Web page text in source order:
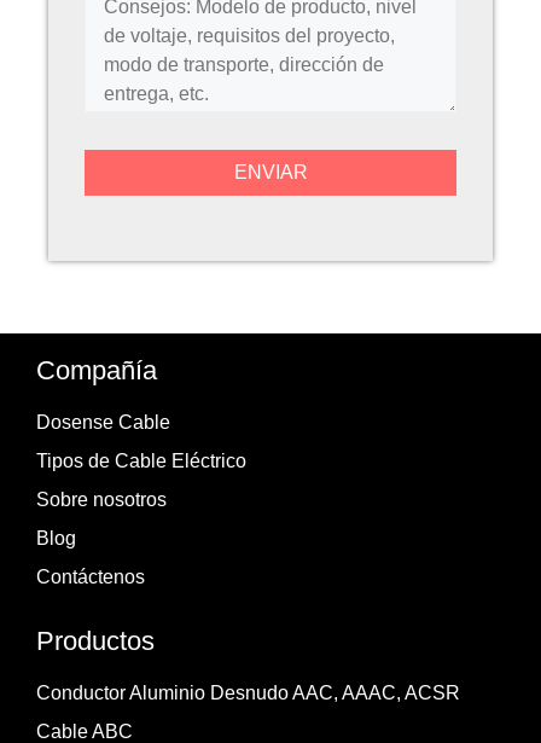
Compañía
Dosense Cable
Tipos de Cable Eléctrico
Sobre nosotros
Blog
Contáctenos
Productos
Conductor Aluminio Desnudo AAC, AAAC, ACSR
Cable ABC